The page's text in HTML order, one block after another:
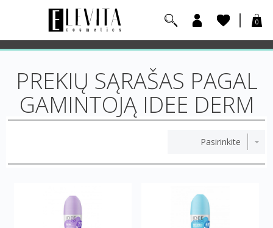
0
PREKIŲ SĄRAŠAS PAGAL
GAMINTOJĄ IDEE DERM